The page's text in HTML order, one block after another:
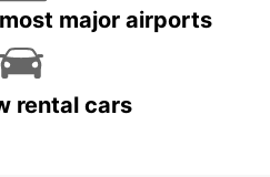
major airports
rental cars